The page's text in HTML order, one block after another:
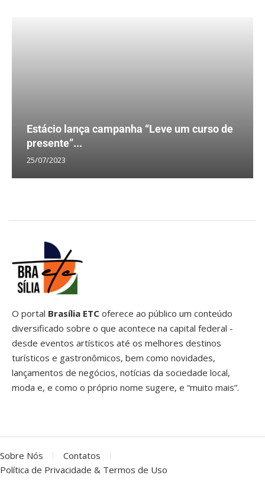
Estácio lança campanha “Leve um curso de
presente”...
25/07/2023
O portal Brasília ETC oferece ao público um conteúdo
diversificado sobre o que acontece na capital federal -
desde eventos artísticos até os melhores destinos
turísticos e gastronômicos, bem como novidades,
lançamentos de negócios, notícias da sociedade local,
moda e, e como o próprio nome sugere, e “muito mais”.
Sobre Nós
Contatos
Política de Privacidade & Termos de Uso